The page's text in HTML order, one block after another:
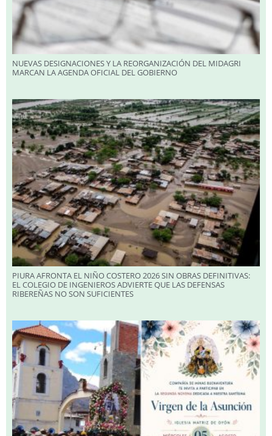
NUEVAS DESIGNACIONES Y LA REORGANIZACIÓN DEL MIDAGRI
MARCAN LA AGENDA OFICIAL DEL GOBIERNO
PIURA AFRONTA EL NIÑO COSTERO 2026 SIN OBRAS DEFINITIVAS:
EL COLEGIO DE INGENIEROS ADVIERTE QUE LAS DEFENSAS
RIBEREÑAS NO SON SUFICIENTES